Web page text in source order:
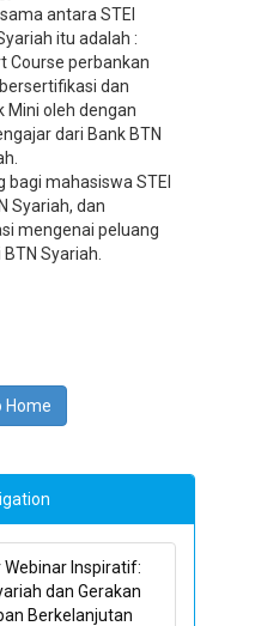
antara STEI
itu adalah :
perbankan
dan
Mini oleh dengan
dari Bank BTN
mahasiswa STEI
Syariah, dan
mengenai peluang
Syariah.
Home
Webinar Inspiratif:
dan Gerakan
Berkelanjutan